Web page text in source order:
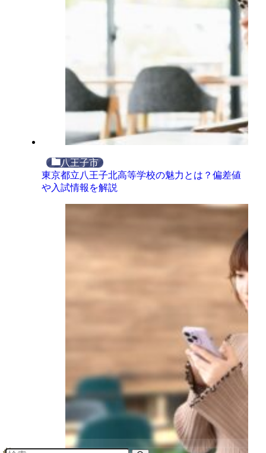
八王子市
東京都立八王子北高等学校の魅力とは？偏差値
や入試情報を解説